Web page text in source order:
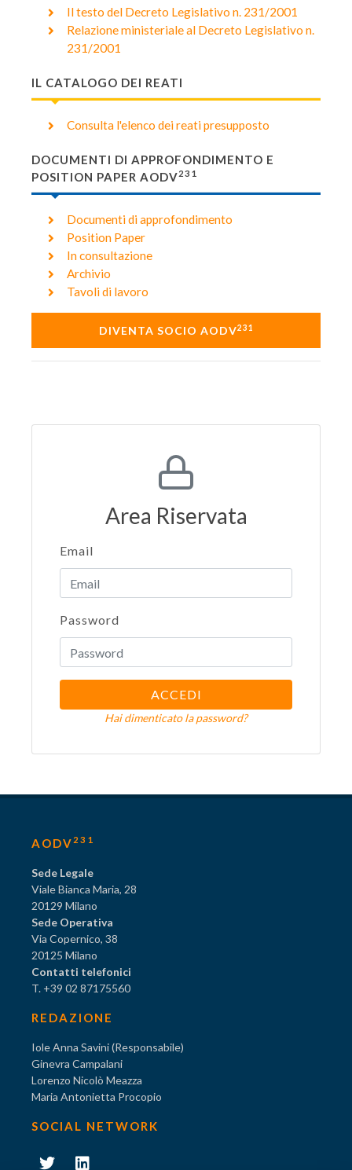
Il testo del Decreto Legislativo n. 231/2001
Relazione ministeriale al Decreto Legislativo n.
231/2001
IL CATALOGO DEI REATI
Consulta l'elenco dei reati presupposto
DOCUMENTI DI APPROFONDIMENTO E
POSITION PAPER AODV231
Documenti di approfondimento
Position Paper
In consultazione
Archivio
Tavoli di lavoro
DIVENTA SOCIO AODV231
Area Riservata
Email
Password
ACCEDI
Hai dimenticato la password?
AODV 231
Sede Legale
Viale Bianca Maria, 28
20129 Milano
Sede Operativa
Via Copernico, 38
20125 Milano
Contatti telefonici
T. +39 02 87175560
REDAZIONE
Iole Anna Savini (Responsabile)
Ginevra Campalani
Lorenzo Nicolò Meazza
Maria Antonietta Procopio
SOCIAL NETWORK